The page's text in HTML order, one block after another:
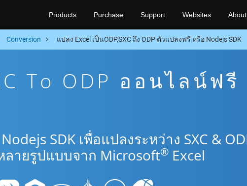
Products Purchase Support Websites About
Conversion แปลง Excel เป็นODP,SXC ถึง ODP ตัวแปลงฟรี หรือ Nodejs SDK
To ODP ออนไลน์ฟรี
SDK เพื่อแปลงระหว่าง SXC &
ายรูปแบบจาก Microsoft® Excel